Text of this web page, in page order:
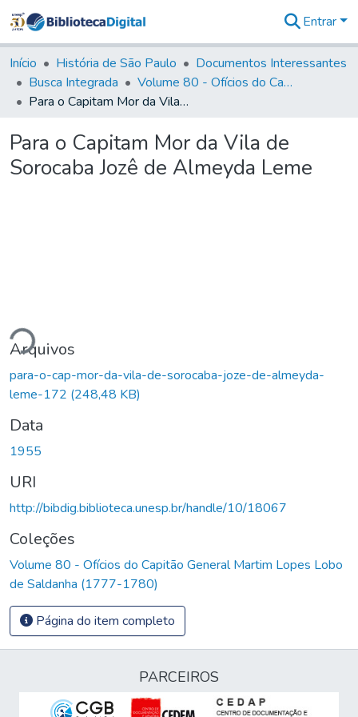
&
Coleções
Tudo na
Biblioteca
Estatísticas
Entrar
Início História de São Paulo
Documentos Interessantes
Busca Integrada
Volume 80 - Ofícios do Capitão General Martim Lopes Lobo de Saldanha (1777-1780)
Para o Capitam Mor da Vila de Sorocaba Jozê de Almeyda Leme
Para o Capitam Mor da Vila de
Sorocaba Jozê de Almeyda Leme
Arquivos
para-o-cap-mor-da-vila-de-sorocaba-joze-de-almeyda-
leme-172 (248,48 KB)
Data
1955
URI
http://bibdig.biblioteca.unesp.br/handle/10/18067
Coleções
Volume 80 - Ofícios do Capitão General Martim Lopes Lobo
de Saldanha (1777-1780)
Página do item completo
PARCEIROS